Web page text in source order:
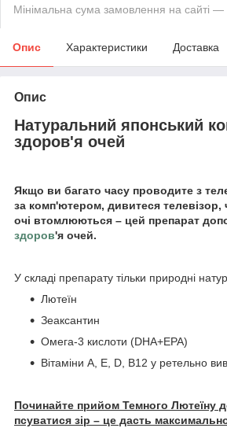
Мінімальна сума замовлення на сайті
Опис Характеристики Доставка
Опис
Натуральний японський
здоров'я очей
Якщо ви багато часу проводите з
за комп'ютером, дивитеся телевізор,
очі втомлюються – цей препарат
здоров'я очей.
У складі препарату тільки природні
Лютеїн
Зеаксантин
Омега-3 кислоти (DHA+EPA)
Вітаміни А, Е, D, В12 у ретельно
Починайте прийом Темного Лютеїну
псуватися зір – це дасть